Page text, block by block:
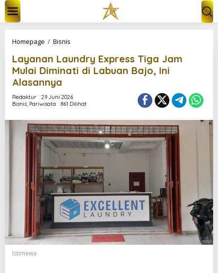
w
Homepage / Bisnis
y
a
n
n
L
u
n
d
r
p
r
e
s
s
T
i
g
Layanan Laundry Express Tiga Jam
Mulai Diminati di Labuan Bajo, Ini
Alasannya
Redaktur
29 Juni 2026
Bisnis, Pariwisata 861 Dilihat
Istimewa